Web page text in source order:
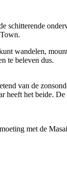
schitterende
wandelen,
te beleven dus.
van de
het beide.
met de